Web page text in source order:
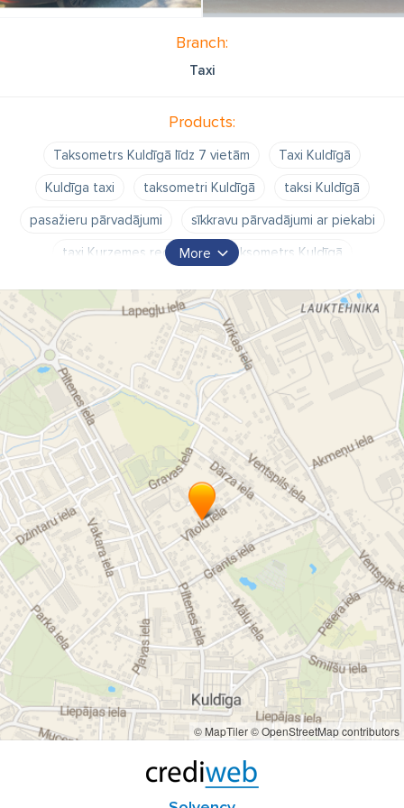
Branch:
Taxi
Products:
Taksometrs Kuldīgā līdz 7 vietām
Taxi Kuldīgā
Kuldīga taxi
taksometri Kuldīgā
taksi Kuldīgā
pasažieru pārvadājumi
sīkkravu pārvadājumi ar piekabi
taxi Kurzemes reģionā
Taksometrs Kuldīgā
kurjers
kurjers Kuldīgā
kurjerpakalpojumi Kuldīgā
taksometra pakalpojumi
Transfērs pa Latviju
Transfērs pa Baltijas valstīm
braucieni uz Liepāju
braucieni pa Latviju
braucieni uz lidostu
braucieni uz Lidl
taksometrs ar diviem šoferiem
diennakts taksometrs
diennakts taksometrs Kuldīgā
diennakts TAXI Kuldīgā
preču piegāde no veikala
preču piegāde no aptiekas
More
© MapTiler© OpenStreetMap contributors